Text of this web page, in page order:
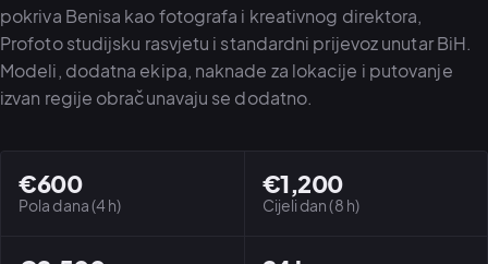
pokriva Benisa kao fotografa i kreativnog direktora,
Profoto studijsku rasvjetu i standardni prijevoz unutar BiH.
Modeli, dodatna ekipa, naknade za lokacije i putovanje
izvan regije obračunavaju se dodatno.
€600
Pola dana (4 h)
€1,200
Cijeli dan (8 h)